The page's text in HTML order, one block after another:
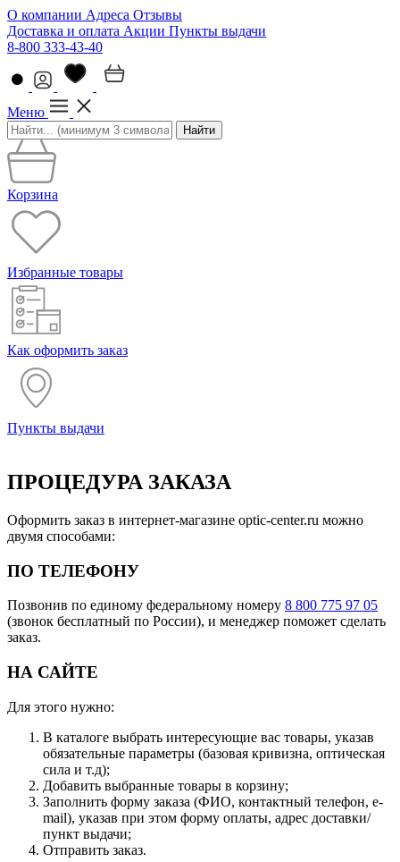
О компании Адреса Отзывы
Доставка и оплата Акции Пункты выдачи
8-800 333-43-40
Меню
Найти
Корзина
Избранные товары
Как оформить заказ
Пункты выдачи
ПРОЦЕДУРА ЗАКАЗА
Оформить заказ в интернет-магазине optic-center.ru можно
двумя способами:
ПО ТЕЛЕФОНУ
Позвонив по единому федеральному номеру 8 800 775 97 05
(звонок бесплатный по России), и менеджер поможет сделать
заказ.
НА САЙТЕ
Для этого нужно:
В каталоге выбрать интересующие вас товары, указав
обязательные параметры (базовая кривизна, оптическая
сила и т.д);
Добавить выбранные товары в корзину;
Заполнить форму заказа (ФИО, контактный телефон, e-
mail), указав при этом форму оплаты, адрес доставки/
пункт выдачи;
Отправить заказ.